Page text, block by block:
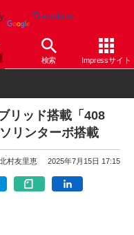
Translate
検索 Impressサイト
リッド搭載「408
リンターボ搭載
村友里恵 2025年7月15日 17:15